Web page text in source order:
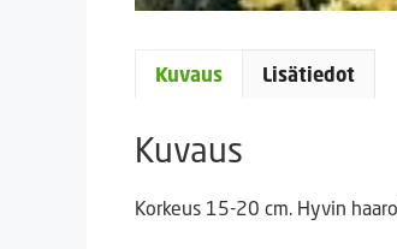
Kuvaus Lisätiedot
Kuvaus
Korkeus 15-20 cm. Hyvin